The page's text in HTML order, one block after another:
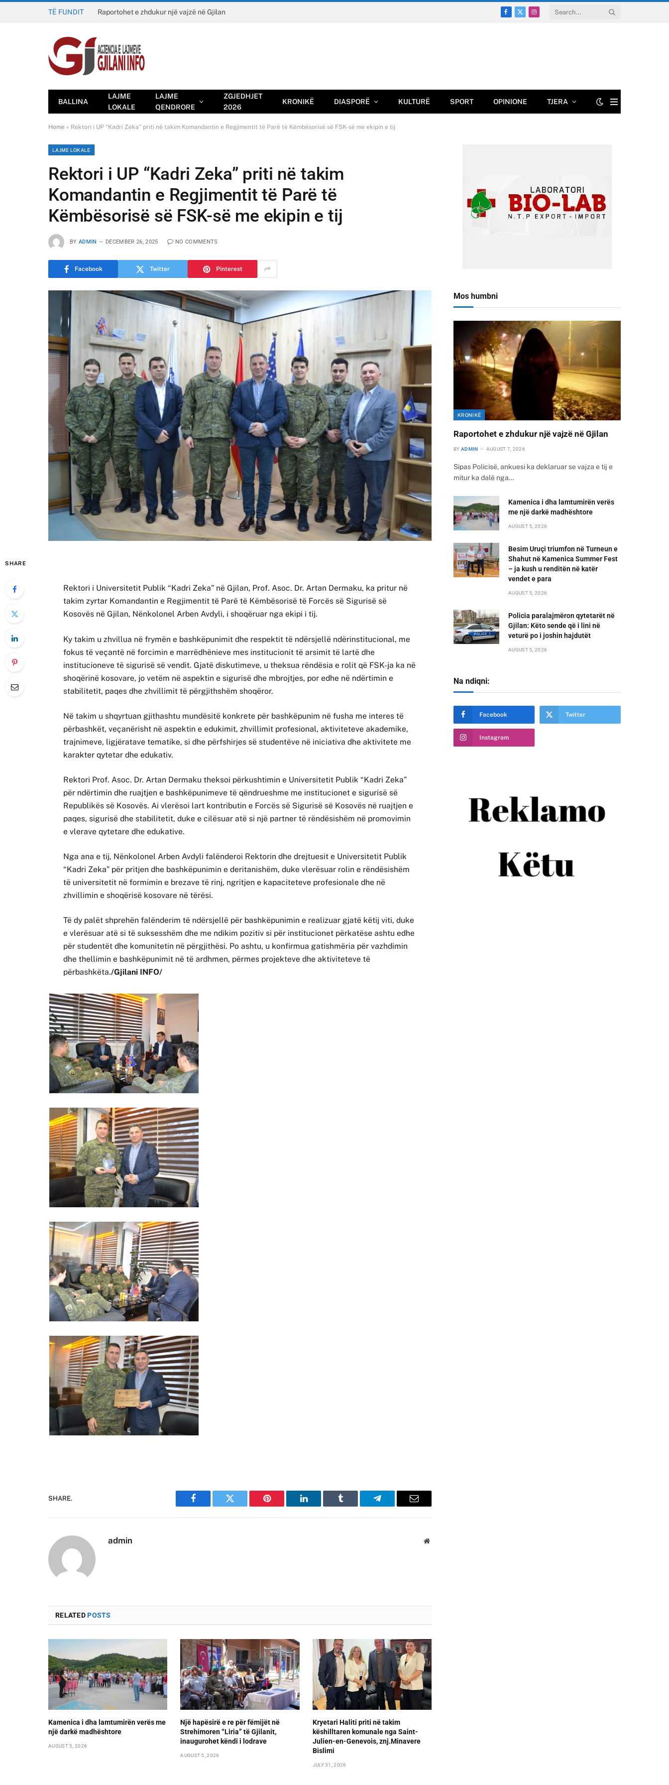
TË FUNDIT Raportohet e zhdukur një vajzë në Gjilan
Facebook
X
Instagram
BALLINA
LAJME
LOKALE
LAJME
QENDRORE
ZGJEDHJET
2026
KRONIKË DIASPORË KULTURË SPORT OPINIONE TJERA
Home » Rektori i UP “Kadri Zeka” priti në takim Komandantin e Regjimentit të Parë të Këmbësorisë së FSK-së me ekipin e tij
LAJME LOKALE
Rektori i UP “Kadri Zeka” priti në takim
Komandantin e Regjimentit të Parë të
Këmbësorisë së FSK-së me ekipin e tij
BY ADMIN DECEMBER 26, 2025 NO COMMENTS
Facebook Twitter Pinterest
SHARE
Rektori i Universitetit Publik “Kadri Zeka” në Gjilan, Prof. Asoc. Dr. Artan Dermaku, ka pritur në
takim zyrtar Komandantin e Regjimentit të Parë të Këmbësorisë të Forcës së Sigurisë së
Kosovës në Gjilan, Nënkolonel Arben Avdyli, i shoqëruar nga ekipi i tij.
Ky takim u zhvillua në frymën e bashkëpunimit dhe respektit të ndërsjellë ndërinstitucional, me
fokus të veçantë në forcimin e marrëdhënieve mes institucionit të arsimit të lartë dhe
institucioneve të sigurisë së vendit. Gjatë diskutimeve, u theksua rëndësia e rolit që FSK-ja ka në
shoqërinë kosovare, jo vetëm në aspektin e sigurisë dhe mbrojtjes, por edhe në ndërtimin e
stabilitetit, paqes dhe zhvillimit të përgjithshëm shoqëror.
Në takim u shqyrtuan gjithashtu mundësitë konkrete për bashkëpunim në fusha me interes të
përbashkët, veçanërisht në aspektin e edukimit, zhvillimit profesional, aktiviteteve akademike,
trajnimeve, ligjëratave tematike, si dhe përfshirjes së studentëve në iniciativa dhe aktivitete me
karakter qytetar dhe edukativ.
Rektori Prof. Asoc. Dr. Artan Dermaku theksoi përkushtimin e Universitetit Publik “Kadri Zeka”
për ndërtimin dhe ruajtjen e bashkëpunimeve të qëndrueshme me institucionet e sigurisë së
Republikës së Kosovës. Ai vlerësoi lart kontributin e Forcës së Sigurisë së Kosovës në ruajtjen e
paqes, sigurisë dhe stabilitetit, duke e cilësuar atë si një partner të rëndësishëm në promovimin
e vlerave qytetare dhe edukative.
Nga ana e tij, Nënkolonel Arben Avdyli falënderoi Rektorin dhe drejtuesit e Universitetit Publik
“Kadri Zeka” për pritjen dhe bashkëpunimin e deritanishëm, duke vlerësuar rolin e rëndësishëm
të universitetit në formimin e brezave të rinj, ngritjen e kapaciteteve profesionale dhe në
zhvillimin e shoqërisë kosovare në tërësi.
Të dy palët shprehën falënderim të ndërsjellë për bashkëpunimin e realizuar gjatë këtij viti, duke
e vlerësuar atë si të suksesshëm dhe me ndikim pozitiv si për institucionet përkatëse ashtu edhe
për studentët dhe komunitetin në përgjithësi. Po ashtu, u konfirmua gatishmëria për vazhdimin
dhe thellimin e bashkëpunimit në të ardhmen, përmes projekteve dhe aktiviteteve të
përbashkëta./Gjilani INFO/
SHARE.
Facebook Twitter Pinterest LinkedIn Tumblr Telegram Email
admin Website
RELATEDPOSTS
Kamenica i dha lamtumirën verës me
një darkë madhështore
AUGUST 5, 2026
Një hapësirë e re për fëmijët në
Strehimoren “Liria” të Gjilanit,
inaugurohet këndi i lodrave
AUGUST 5, 2026
Kryetari Haliti priti në takim
këshilltaren komunale nga Saint-
Julien-en-Genevois, znj.Minavere
Bislimi
JULY 31, 2026
Mos humbni
KRONIKË
Raportohet e zhdukur një vajzë në Gjilan
BY ADMIN AUGUST 7, 2026
Sipas Policisë, ankuesi ka deklaruar se vajza e tij e
mitur ka dalë nga…
Kamenica i dha lamtumirën verës
me një darkë madhështore
AUGUST 5, 2026
Besim Uruçi triumfon në Turneun e
Shahut në Kamenica Summer Fest
– ja kush u renditën në katër
vendet e para
AUGUST 5, 2026
Policia paralajmëron qytetarët në
Gjilan: Këto sende që i lini në
veturë po i joshin hajdutët
AUGUST 5, 2026
Na ndiqni:
Facebook Twitter
Instagram